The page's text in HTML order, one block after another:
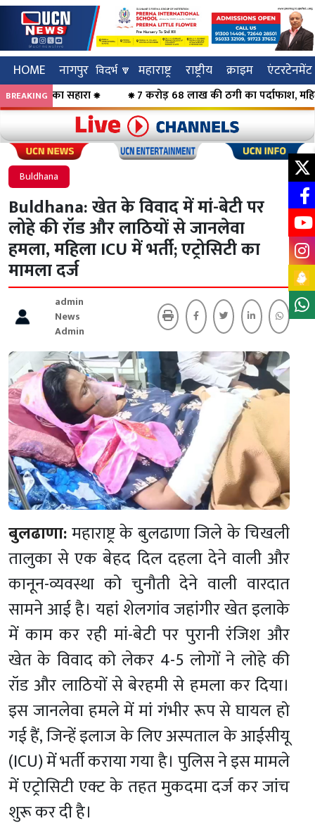
HOME नागपुर विदर्भ 🔽 महाराष्ट्र राष्ट्रीय क्राइम एंटरटेनमेंट
BREAKING
सहारा ⁕ ⁕ 7 करोड़ 68 लाख की ठगी का पर्दाफाश, महिलाओं को
Click to visit UCN News Click to
Buldhana
Buldhana: खेत के विवाद में मां-बेटी पर
लोहे की रॉड और लाठियों से जानलेवा
हमला, महिला ICU में भर्ती; एट्रोसिटी का
मामला दर्ज
admin
News
Admin
बुलढाणा:महाराष्ट्र के बुलढाणा जिले के चिखली
तालुका से एक बेहद दिल दहला देने वाली और
कानून-व्यवस्था को चुनौती देने वाली वारदात
सामने आई है। यहां शेलगांव जहांगीर खेत इलाके
में काम कर रही मां-बेटी पर पुरानी रंजिश और
खेत के विवाद को लेकर 4-5 लोगों ने लोहे की
रॉड और लाठियों से बेरहमी से हमला कर दिया।
इस जानलेवा हमले में मां गंभीर रूप से घायल हो
गई हैं, जिन्हें इलाज के लिए अस्पताल के आईसीयू
(ICU) में भर्ती कराया गया है। पुलिस ने इस मामले
में एट्रोसिटी एक्ट के तहत मुकदमा दर्ज कर जांच
शुरू कर दी है।